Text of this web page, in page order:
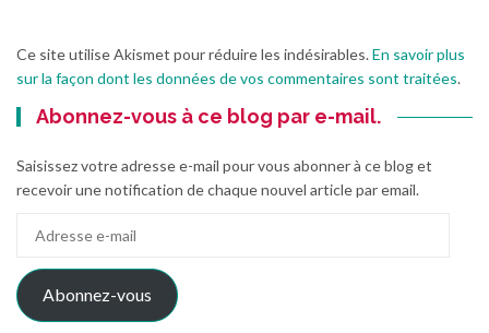
Ce site utilise Akismet pour réduire les indésirables.En savoir plus
sur la façon dont les données de vos commentaires sont traitées.
Abonnez-vous à ce blog par e-mail.
Saisissez votre adresse e-mail pour vous abonner à ce blog et
recevoir une notification de chaque nouvel article par email.
mail
Abonnez-vous